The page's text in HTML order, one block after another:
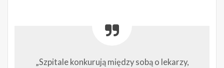
„Szpitale konkurują między sobą o lekarzy,